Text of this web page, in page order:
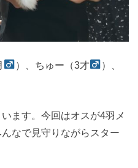
）、ちゅー（3才
）、
ます。今回はオスが4羽メ
なで見守りながらスター